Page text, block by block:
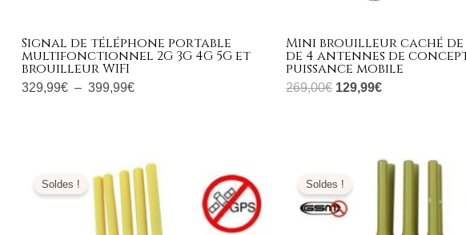
Signal de téléphone portable
multifonctionnel 2G 3G 4G 5G et
brouilleur WIFI
329,99€ – 399,99€
Mini brouilleur caché de
de 4 antennes de
puissance mobile
269,00€ 129,99€
Soldes !initial
était :
399,00€.
prix
actuel
est :
169,99€.
Soldes !initial
était :
799,00€.
Le
prix
actuel
est :